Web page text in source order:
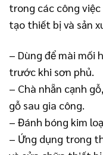
trong các công
tạo thiết bị và sản
– Dùng để mài mối
trước khi sơn phủ.
– Chà nhẵn cạnh
gỗ sau gia công.
– Đánh bóng kim
– Ứng dụng trong